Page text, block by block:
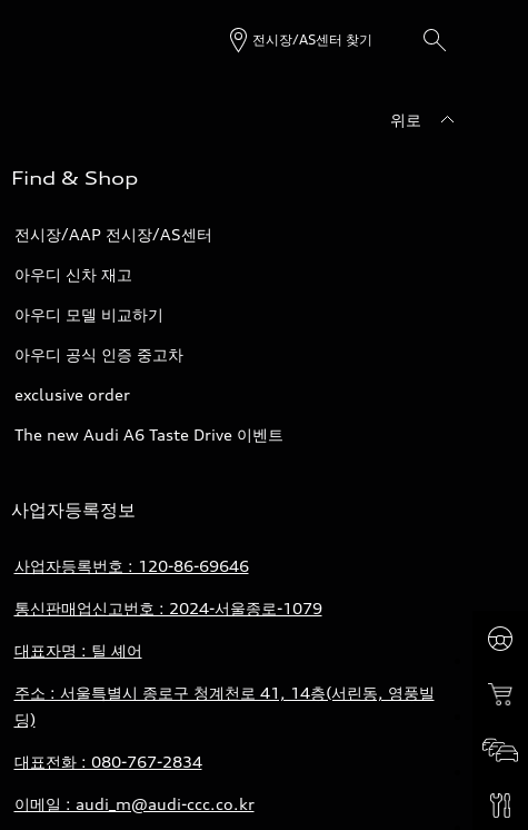
전시장/AS센터 찾기
위로
Find & Shop
전시장/AAP 전시장/AS센터
아우디 신차 재고
아우디 모델 비교하기
아우디 공식 인증 중고차
exclusive order
The new Audi A6 Taste Drive 이벤트
사업자등록정보
사업자등록번호 : 120-86-69646
통신판매업신고번호 : 2024-서울종로-1079
대표자명 : 틸 셰어
주소 : 서울특별시 종로구 청계천로 41, 14층(서린동, 영풍빌
딩)
대표전화 : 080-767-2834
이메일 : audi_m@audi-ccc.co.kr